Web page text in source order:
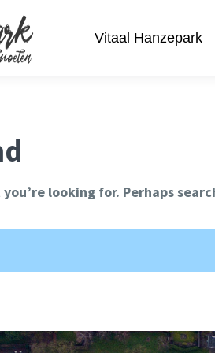
Vitaal Hanzepark
looking for. Perhaps